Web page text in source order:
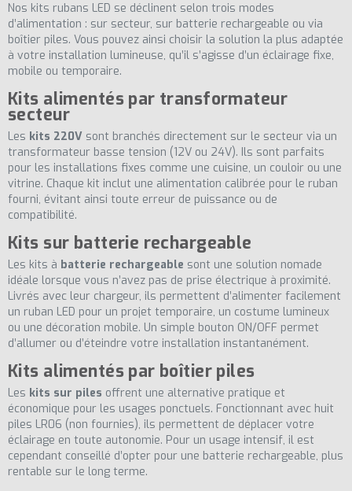
(8 avis)
Nos kits rubans LED se déclinent selon trois modes
d’alimentation : sur secteur, sur batterie rechargeable ou via
boîtier piles. Vous pouvez ainsi choisir la solution la plus adaptée
à votre installation lumineuse, qu’il s’agisse d’un éclairage fixe,
mobile ou temporaire.
Kits alimentés par transformateur
secteur
Les kits 220V sont branchés directement sur le secteur via un
transformateur basse tension (12V ou 24V). Ils sont parfaits
pour les installations fixes comme une cuisine, un couloir ou une
vitrine. Chaque kit inclut une alimentation calibrée pour le ruban
fourni, évitant ainsi toute erreur de puissance ou de
compatibilité.
Kits sur batterie rechargeable
Les kits à batterie rechargeable sont une solution nomade
idéale lorsque vous n’avez pas de prise électrique à proximité.
Livrés avec leur chargeur, ils permettent d’alimenter facilement
un ruban LED pour un projet temporaire, un costume lumineux
ou une décoration mobile. Un simple bouton ON/OFF permet
d’allumer ou d’éteindre votre installation instantanément.
Kits alimentés par boîtier piles
Les kits sur piles offrent une alternative pratique et
économique pour les usages ponctuels. Fonctionnant avec huit
piles LR06 (non fournies), ils permettent de déplacer votre
éclairage en toute autonomie. Pour un usage intensif, il est
cependant conseillé d’opter pour une batterie rechargeable, plus
rentable sur le long terme.